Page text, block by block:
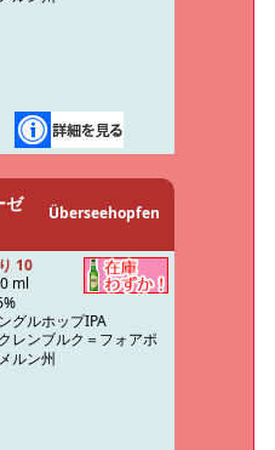
ゼ
Überseehopfen
10
ml
グルホップIPA
レンブルク＝フォアポ
ルン州